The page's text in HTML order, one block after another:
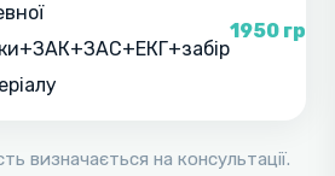
1950 грн
визначається на консультації.